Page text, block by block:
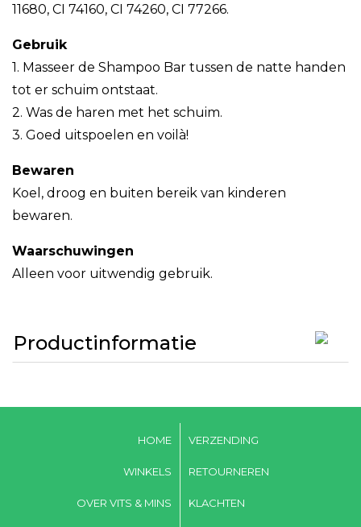
11680, CI 74160, CI 74260, CI 77266.
Gebruik
1. Masseer de Shampoo Bar tussen de natte handen
tot er schuim ontstaat.
2. Was de haren met het schuim.
3. Goed uitspoelen en voilà!
Bewaren
Koel, droog en buiten bereik van kinderen
bewaren.
Waarschuwingen
Alleen voor uitwendig gebruik.
Productinformatie
HOME
WINKELS
OVER VITS & MINS
VERZENDING
RETOURNEREN
KLACHTEN